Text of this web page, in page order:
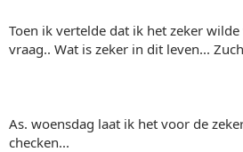
Toen ik vertelde dat ik het zeker
vraag.. Wat is zeker in dit leven...
As. woensdag laat ik het voor de
checken...